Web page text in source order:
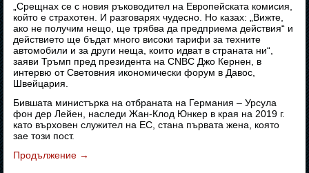
„Срещнах се с новия ръководител на Европейската комисия,
който е страхотен. И разговарях чудесно. Но казах: „Вижте,
ако не получим нещо, ще трябва да предприема действия“ и
действието ще бъдат много високи тарифи за техните
автомобили и за други неща, които идват в страната ни“,
заяви Тръмп пред президента на CNBC Джо Кернен, в
интервю от Световния икономически форум в Давос,
Швейцария.
Бившата министърка на отбраната на Германия – Урсула
фон дер Лейен, наследи Жан-Клод Юнкер в края на 2019 г.
като върховен служител на ЕС, стана първата жена, която
зае този пост.
Продължение →